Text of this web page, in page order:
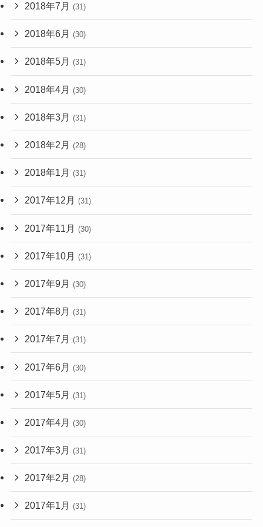
2018年7月 (31)
2018年6月 (30)
2018年5月 (31)
2018年4月 (30)
2018年3月 (31)
2018年2月 (28)
2018年1月 (31)
2017年12月 (31)
2017年11月 (30)
2017年10月 (31)
2017年9月 (30)
2017年8月 (31)
2017年7月 (31)
2017年6月 (30)
2017年5月 (31)
2017年4月 (30)
2017年3月 (31)
2017年2月 (28)
2017年1月 (31)